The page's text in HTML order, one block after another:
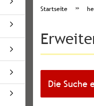
Startseite »
Die Suche